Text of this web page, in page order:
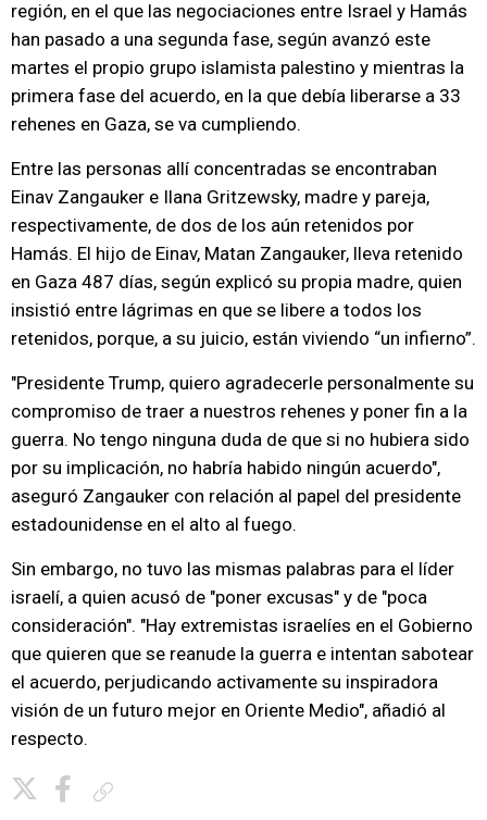
región, en el que las negociaciones entre Israel y Hamás
han pasado a una segunda fase, según avanzó este
martes el propio grupo islamista palestino y mientras la
primera fase del acuerdo, en la que debía liberarse a 33
rehenes en Gaza, se va cumpliendo.
Entre las personas allí concentradas se encontraban
Einav Zangauker e Ilana Gritzewsky, madre y pareja,
respectivamente, de dos de los aún retenidos por
Hamás. El hijo de Einav, Matan Zangauker, lleva retenido
en Gaza 487 días, según explicó su propia madre, quien
insistió entre lágrimas en que se libere a todos los
retenidos, porque, a su juicio, están viviendo “un infierno”.
"Presidente Trump, quiero agradecerle personalmente su
compromiso de traer a nuestros rehenes y poner fin a la
guerra. No tengo ninguna duda de que si no hubiera sido
por su implicación, no habría habido ningún acuerdo",
aseguró Zangauker con relación al papel del presidente
estadounidense en el alto al fuego.
Sin embargo, no tuvo las mismas palabras para el líder
israelí, a quien acusó de "poner excusas" y de "poca
consideración". "Hay extremistas israelíes en el Gobierno
que quieren que se reanude la guerra e intentan sabotear
el acuerdo, perjudicando activamente su inspiradora
visión de un futuro mejor en Oriente Medio", añadió al
respecto.